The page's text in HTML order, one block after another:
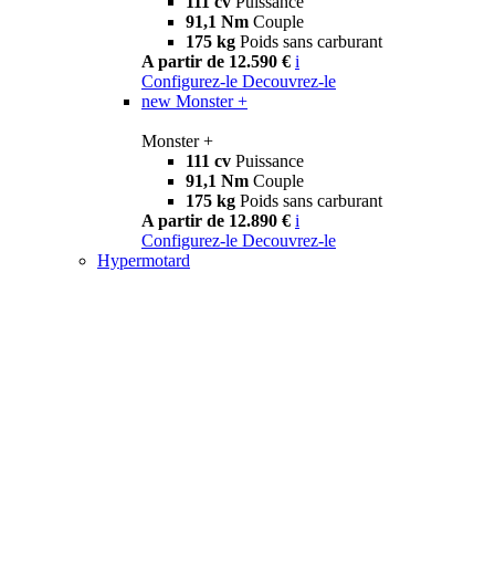
91,1 Nm Couple
175 kg Poids sans carburant
A partir de 12.590 € i
Configurez-le Decouvrez-le
new Monster +
Monster +
111 cv Puissance
91,1 Nm Couple
175 kg Poids sans carburant
A partir de 12.890 € i
Configurez-le Decouvrez-le
Hypermotard